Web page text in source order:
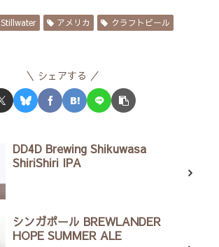
Stillwater アメリカ
クラフトビール
シェアする
DD4D Brewing Shikuwasa
ShiriShiri IPA
シンガポール BREWLANDER
HOPE SUMMER ALE